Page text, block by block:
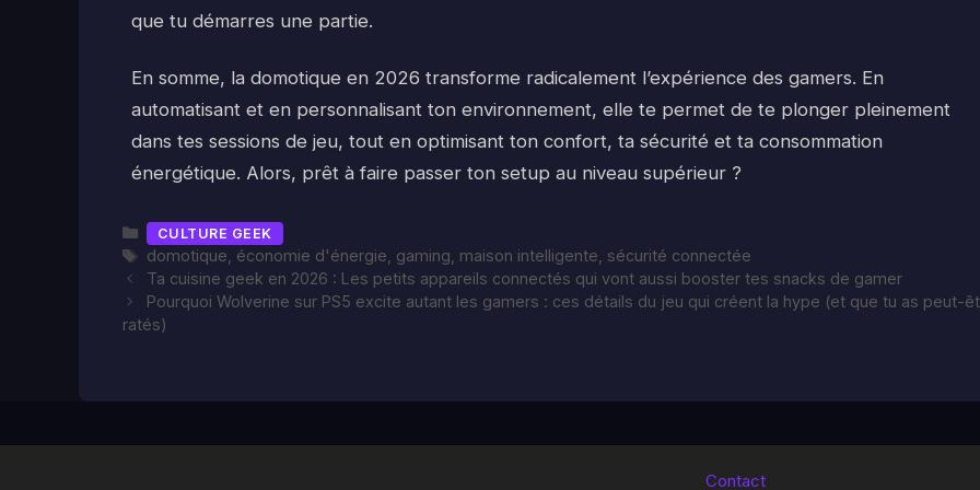
que tu démarres une partie.
En somme, la domotique en 2026 transforme radicalement l’expérience des gamers. En
automatisant et en personnalisant ton environnement, elle te permet de te plonger pleinement
dans tes sessions de jeu, tout en optimisant ton confort, ta sécurité et ta consommation
énergétique. Alors, prêt à faire passer ton setup au niveau supérieur ?
Catégories
CULTURE GEEK
Étiquettes
domotique économie d'énergie gaming maison intelligente sécurité connectée
Ta cuisine geek en 2026 : Les petits appareils connectés qui vont aussi booster tes snacks de gamer
Pourquoi Wolverine sur PS5 excite autant les gamers : ces détails du jeu qui créent la hype (et que tu as peut-
ratés)
Contact